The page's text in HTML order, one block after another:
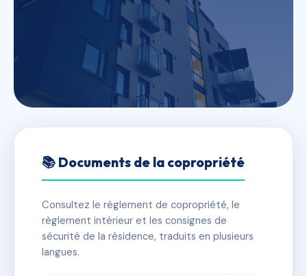
Résidence Les Trois Tours
✓ Immatriculée 🏠 149 lots 🏗 4 bâtiment(s)
📞 Contacter Syndic Digital
📚 Documents de la copropriété
Consultez le règlement de copropriété, le
règlement intérieur et les consignes de
sécurité de la résidence, traduits en plusieurs
langues.